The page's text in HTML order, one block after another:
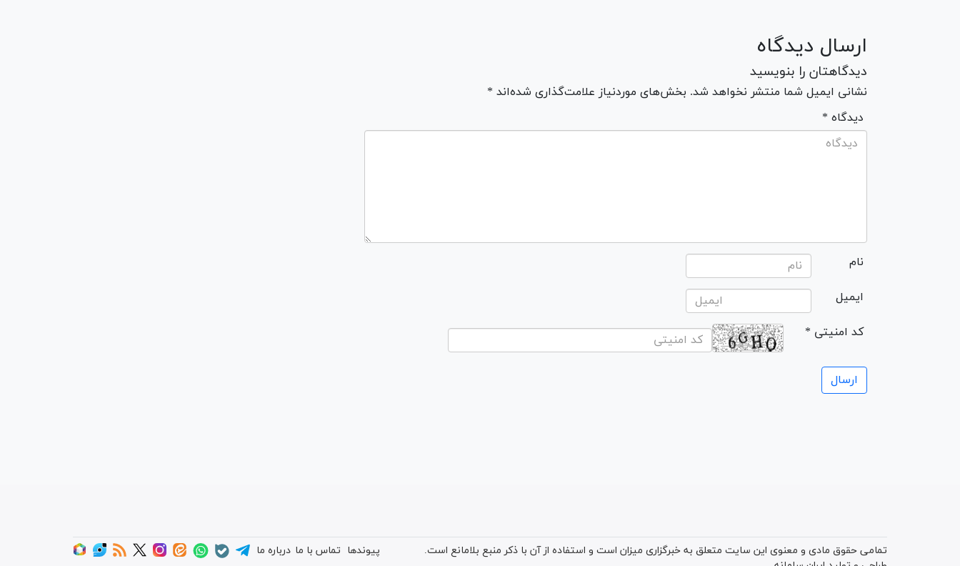
ارسال دیدگاه
دیدگاهتان را بنویسید
نشانی ایمیل شما منتشر نخواهد شد. بخش‌های موردنیاز علامت‌گذاری شده‌اند *
* دیدگاه
نام
ایمیل
* کد امنیتی
تمامی حقوق مادی و معنوی این سایت متعلق به خبرگزاری میزان است و استفاده از آن با ذکر منبع بلامانع است.
پیوندها تماس با ما درباره ما